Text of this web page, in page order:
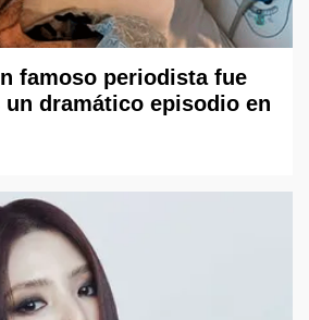
famoso periodista fue
dramático episodio en